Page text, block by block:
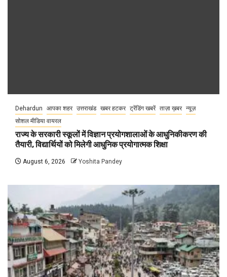
Dehardun आपका शहर उत्तराखंड खबर हटकर ट्रेंडिंग खबरें ताज़ा ख़बर न्यूज़
सोशल मीडिया वायरल
राज्य के सरकारी स्कूलों में विज्ञान प्रयोगशालाओं के आधुनिकीकरण की
तैयारी, विद्यार्थियों को मिलेगी आधुनिक प्रयोगात्मक शिक्षा
August 6, 2026 Yoshita Pandey